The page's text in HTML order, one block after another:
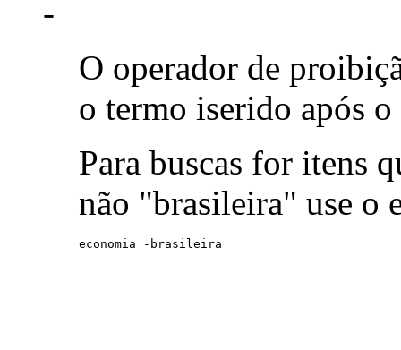
-
O operador de
o termo iserido após o
Para buscas for itens
não "brasileira" use o
economia -brasileira